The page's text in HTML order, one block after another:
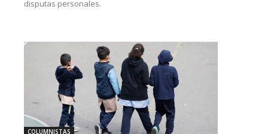
disputas personales.
COLUMNISTAS